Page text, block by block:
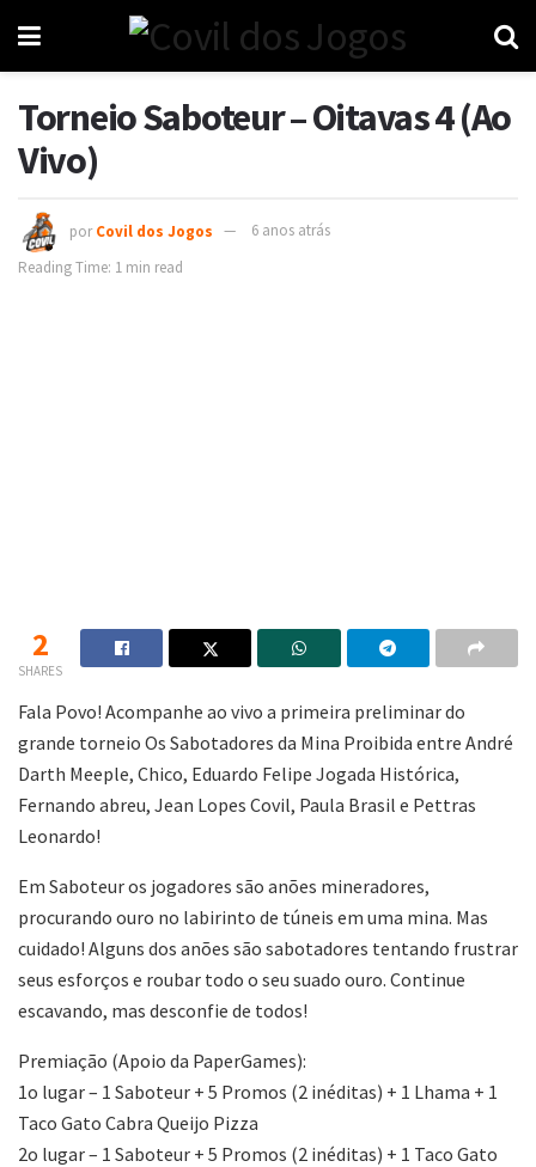
Torneio Saboteur – Oitavas 4 (Ao
Vivo)
por Covil dos Jogos
6 anos atrás
Reading Time: 1 min read
2
SHARES
Fala Povo! Acompanhe ao vivo a primeira preliminar do
grande torneio Os Sabotadores da Mina Proibida entre André
Darth Meeple, Chico, Eduardo Felipe Jogada Histórica,
Fernando abreu, Jean Lopes Covil, Paula Brasil e Pettras
Leonardo!
Em Saboteur os jogadores são anões mineradores,
procurando ouro no labirinto de túneis em uma mina. Mas
cuidado! Alguns dos anões são sabotadores tentando frustrar
seus esforços e roubar todo o seu suado ouro. Continue
escavando, mas desconfie de todos!
Premiação (Apoio da PaperGames):
1o lugar – 1 Saboteur + 5 Promos (2 inéditas) + 1 Lhama + 1
Taco Gato Cabra Queijo Pizza
2o lugar – 1 Saboteur + 5 Promos (2 inéditas) + 1 Taco Gato